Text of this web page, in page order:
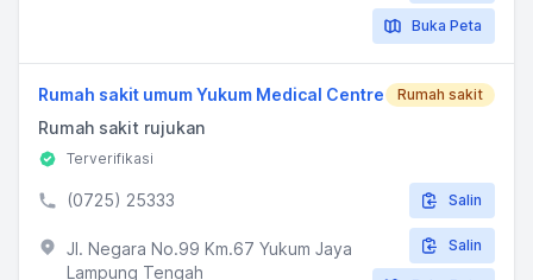
Buka Peta
Rumah sakit umum Yukum Medical Centre Rumah sakit
Rumah sakit rujukan
Terverifikasi
(0725) 25333 Salin
Jl. Negara No.99 Km.67 Yukum Jaya
Lampung Tengah
Salin